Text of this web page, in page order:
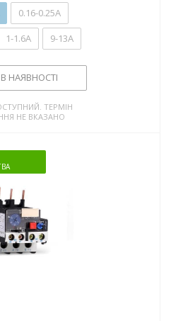
0.16-0.25А
1-1.6А 9-13А
НАЯВНОСТІ
ТЕРМІН
НЕ ВКАЗАНО